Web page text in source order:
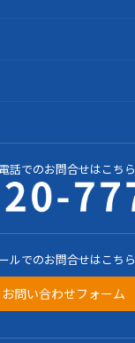
話でのお問合せはこちら
ルでのお問合せはこちら
お問い合わせフォーム